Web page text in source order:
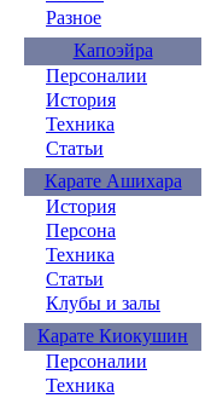
Разное
Капоэйра
Персоналии
История
Техника
Статьи
Карате Ашихара
История
Персона
Техника
Статьи
Клубы и залы
Карате Киокушин
Персоналии
Техника